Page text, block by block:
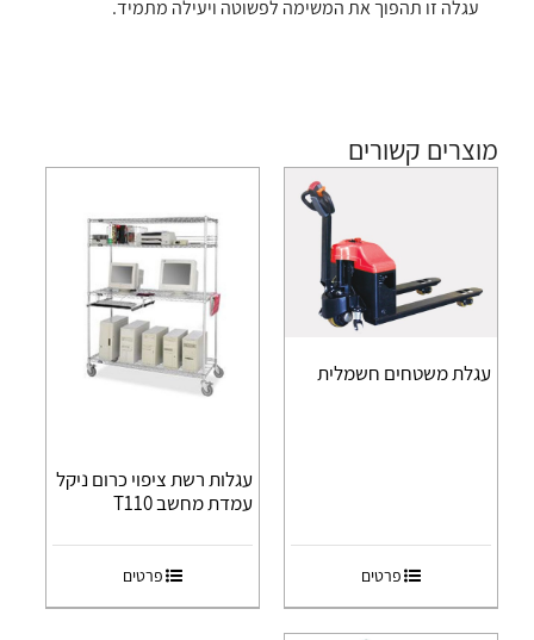
עגלה זו תהפוך את המשימה לפשוטה ויעילה מתמיד.
מוצרים קשורים
עגלת משטחים חשמלית
פרטים
עגלות רשת ציפוי כרום ניקל
עמדת מחשב T110
פרטים